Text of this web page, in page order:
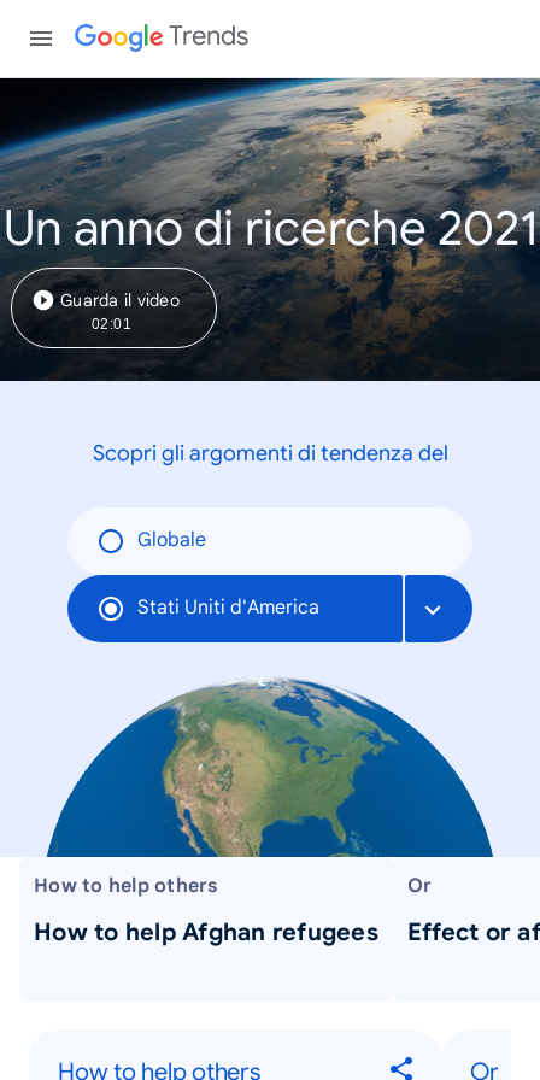
Trends
Un anno di ricerche 2021
Guarda il video
02:01
Scopri gli argomenti di tendenza del
Globale
Stati Uniti d'America
How to help others
How to help Afghan refugees
Or
Effect or
How to help others
Or